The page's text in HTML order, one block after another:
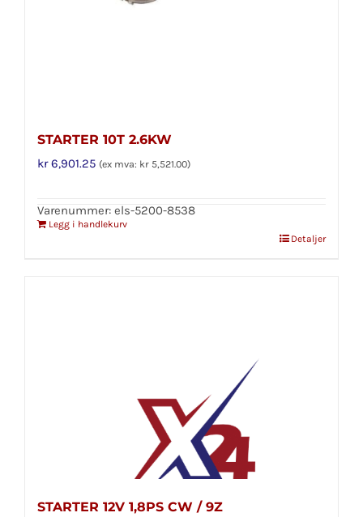
STARTER 10T 2.6KW
kr6,901.25 (ex mva: kr 5,521.00)
Varenummer: els-5200-8538
Legg i handlekurv
Detaljer
STARTER 12V 1,8PS CW / 9Z